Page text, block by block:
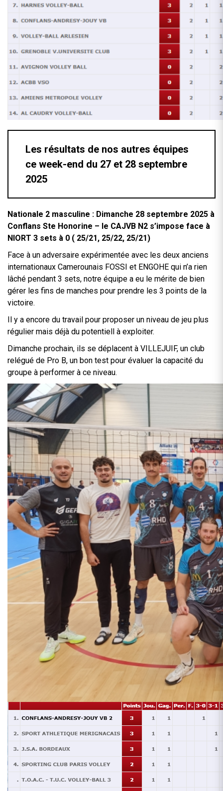
Les résultats de nos autres équipes
ce week-end du 27 et 28 septembre
2025
Nationale 2 masculine : Dimanche 28 septembre 2025 à
Conflans Ste Honorine – le CAJVB N2 s’impose face à
NIORT 3 sets à 0 ( 25/21, 25/22, 25/21)
Face à un adversaire expérimentée avec les deux anciens
internationaux Camerounais FOSSI et ENGOHE qui n’a rien
lâché pendant 3 sets, notre équipe a eu le mérite de bien
gérer les fins de manches pour prendre les 3 points de la
victoire.
Il y a encore du travail pour proposer un niveau de jeu plus
régulier mais déjà du potentiell à exploiter.
Dimanche prochain, ils se déplacent à VILLEJUIF, un club
relégué de Pro B, un bon test pour évaluer la capacité du
groupe à performer à ce niveau.